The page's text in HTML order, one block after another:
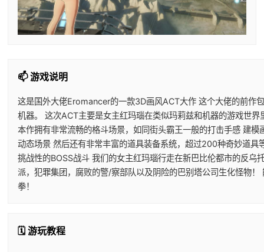
📫 游戏说明
这是国外大佬Eromancer的一款3D画风ACT大作 这个大佬的前作
机器。 这次ACT主要是女主红玛瑙在类似玛莉兹和机器的游戏世
本作拥有非常流畅的格斗场景，如同街头霸王一般的打击手感 建
动态场景 然后还有非常丰富的道具装备系统，超过200种奇妙道具
挑战性的BOSS战斗 我们的女主红玛瑙行走在新巴比伦都市的反乌
派，犯罪集团，腐败的警/察部队以及阴险的巴别塔公司生化怪物
拳！
🗓️ 游玩教程